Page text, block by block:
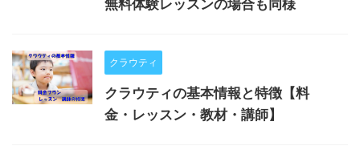
無料体験レッスンの場合も同様
クラウティ
クラウティの基本情報と特徴【料
金・レッスン・教材・講師】